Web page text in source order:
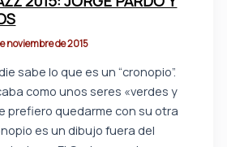
noviembre de 2015
sabe lo que es un “cronopio”.
como unos seres «verdes y
prefiero quedarme con su otra
es un dibujo fuera del